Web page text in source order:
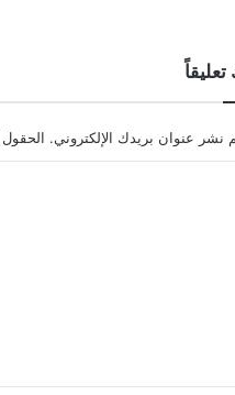
تعليقاً
نشر عنوان بريدك الإلكتروني. الحقول